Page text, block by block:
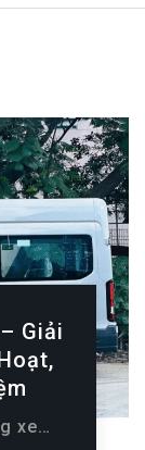
Giải
xe…